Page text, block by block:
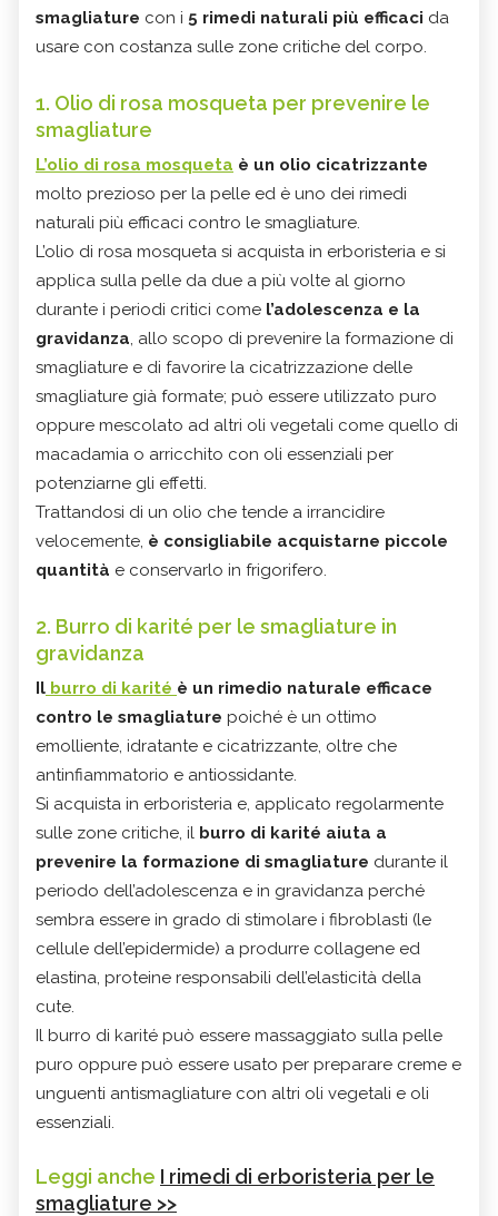
smagliature con i 5 rimedi naturali più efficaci da
usare con costanza sulle zone critiche del corpo.
1. Olio di rosa mosqueta per prevenire le
smagliature
L’olio di rosa mosqueta è un olio cicatrizzante
molto prezioso per la pelle ed è uno dei rimedi
naturali più efficaci contro le smagliature.
L’olio di rosa mosqueta si acquista in erboristeria e si
applica sulla pelle da due a più volte al giorno
durante i periodi critici come l’adolescenza e la
gravidanza, allo scopo di prevenire la formazione di
smagliature e di favorire la cicatrizzazione delle
smagliature già formate; può essere utilizzato puro
oppure mescolato ad altri oli vegetali come quello di
macadamia o arricchito con oli essenziali per
potenziarne gli effetti.
Trattandosi di un olio che tende a irrancidire
velocemente, è consigliabile acquistarne piccole
quantità e conservarlo in frigorifero.
2. Burro di karité per le smagliature in
gravidanza
Il burro di karité è un rimedio naturale efficace
contro le smagliature poiché è un ottimo
emolliente, idratante e cicatrizzante, oltre che
antinfiammatorio e antiossidante.
Si acquista in erboristeria e, applicato regolarmente
sulle zone critiche, il burro di karité aiuta a
prevenire la formazione di smagliature durante il
periodo dell’adolescenza e in gravidanza perché
sembra essere in grado di stimolare i fibroblasti (le
cellule dell’epidermide) a produrre collagene ed
elastina, proteine responsabili dell’elasticità della
cute.
Il burro di karité può essere massaggiato sulla pelle
puro oppure può essere usato per preparare creme e
unguenti antismagliature con altri oli vegetali e oli
essenziali.
Leggi anche I rimedi di erboristeria per le
smagliature >>